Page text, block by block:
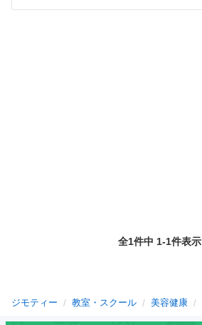
全1件中 1-1件表示
ジモティー 教室・スクール 美容健康